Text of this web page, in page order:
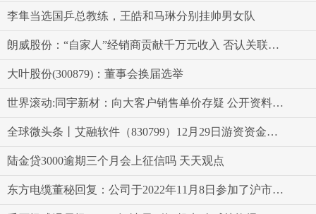
李隼当选国乒总教练，王皓和马琳分别挂帅男女队
朗威股份：“自家人”经销商贡献千万元收入 否认关联方实际经营或虚假陈述 环球快播
大叶股份(300879)：董事会换届选举
世界滚动:同宇新材：向大客户销售单价存疑 公开资料信披矛盾
全球微头条丨艾融软件（830799）12月29日游资资金净买入4.99万元
陆金贷3000逾期三个月会上征信吗 天天观点
东方电缆董秘回复：公司于2022年11月8日参加了沪市“海阔天空风正扬帆”海风缆行业三季报集体业绩说明会_前沿热点